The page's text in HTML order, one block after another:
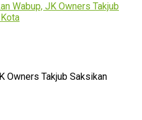
Wabup, JK Owners Takjub